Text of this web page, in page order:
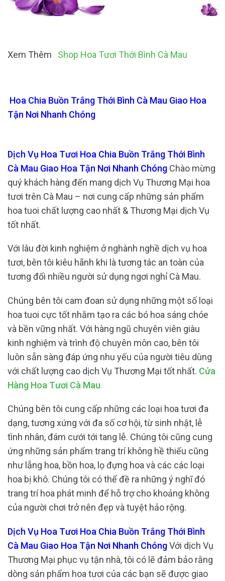
Xem Thêm Shop Hoa Tươi Thới Bình Cà Mau
Hoa Chia Buồn Trắng Thới Bình Cà Mau Giao Hoa
Tận Nơi Nhanh Chóng
Dịch Vụ Hoa Tươi Hoa Chia Buồn Trắng Thới Bình
Cà Mau Giao Hoa Tận Nơi Nhanh Chóng Chào mừng
quý khách hàng đến mang dịch Vụ Thương Mại hoa
tươi trên Cà Mau – nơi cung cấp những sản phẩm
hoa tuoi chất lượng cao nhất & Thương Mại dịch Vụ
tốt nhất.
Với lâu đời kinh nghiệm ở nghành nghề dịch vụ hoa
tươi, bên tôi kiêu hãnh khi là tương tác an toàn của
tương đối nhiều người sử dụng ngơi nghỉ Cà Mau.
Chúng bên tôi cam đoan sử dụng những một số loại
hoa tuoi cực tốt nhằm tạo ra các bó hoa sáng chóe
và bền vững nhất. Với hàng ngũ chuyên viên giàu
kinh nghiệm và trình độ chuyên môn cao, bên tôi
luôn sẵn sàng đáp ứng nhu yếu của người tiêu dùng
với chất lượng cao dịch Vụ Thương Mại tốt nhất. Cửa
Hàng Hoa Tươi Cà Mau
Chúng bên tôi cung cấp những các loại hoa tươi đa
dạng, tương xứng với đa số cơ hội, từ sinh nhật, lễ
tình nhân, đám cưới tới tang lễ. Chúng tôi cũng cung
ứng những sản phẩm trang trí không hề thiếu cũng
như lẵng hoa, bồn hoa, lọ đựng hoa và các các loại
hoa bị khô. Chúng tôi có thể đề ra những ý nghĩ đó
trang trí hoa phát minh để hỗ trợ cho khoảng không
của người chơi trở nên đẹp và tuyệt hảo rộng.
Dịch Vụ Hoa Tươi Hoa Chia Buồn Trắng Thới Bình
Cà Mau Giao Hoa Tận Nơi Nhanh ChóngVới dịch Vụ
Thương Mại phục vụ tận nhà, tôi có lẽ đảm bảo rằng
dòng sản phẩm hoa tươi của các bạn sẽ được giao